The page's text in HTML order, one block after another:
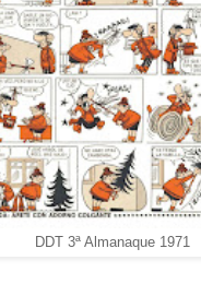
DDT 3ª Almanaque 1971